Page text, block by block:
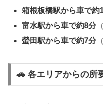
箱根板橋駅から車で約
富水駅から車で約8分
螢田駅から車で約7分
🚗 各エリアからの所